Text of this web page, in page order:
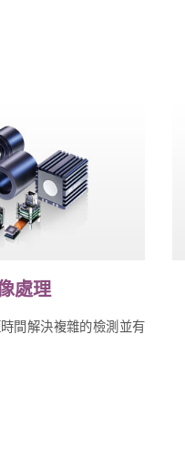
處理
間解決複雜的檢測並有